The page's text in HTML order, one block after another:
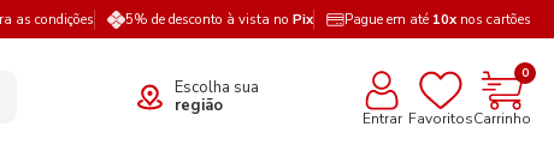
as condições 5% de desconto à vista no Pix Pague em até 10x nos cartões
Escolha sua
região
Entrar Favoritos
0
Carrinho